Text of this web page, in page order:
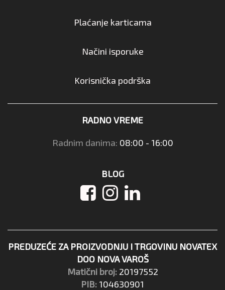
Plaćanje karticama
Načini isporuke
Korisnička podrška
RADNO VREME
Radnim danima: 08:00 - 16:00
BLOG
PREDUZEĆE ZA PROIZVODNJU I TRGOVINU NOVATEX
DOO NOVA VAROŠ
Matični broj: 20197552
PIB: 104630901